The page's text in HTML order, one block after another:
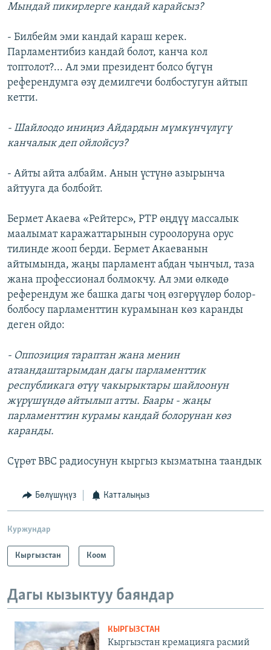
Мындай пикирлерге кандай карайсыз?
- Билбейм эми кандай караш керек.
Парламентибиз кандай болот, канча кол
топтолот?... Ал эми президент болсо бүгүн
референдумга өзү демилгечи болбостугун айтып
кетти.
- Шайлоодо иниңиз Айдардын мүмкүнчүлүгү
канчалык деп ойлойсуз?
- Айты айта албайм. Анын үстүнө азырынча
айтууга да болбойт.
Бермет Акаева «Рейтерс», РТР өңдүү массалык
маалымат каражаттарынын суроолоруна орус
тилинде жооп берди. Бермет Акаеванын
айтымында, жаңы парламент абдан чынчыл, таза
жана профессионал болмокчу. Ал эми өлкөдө
референдум же башка дагы чоң өзгөрүүлөр болор-
болбосу парламенттин курамынан көз каранды
деген ойдо:
- Оппозиция тараптан жана менин
атаандаштарымдан дагы парламенттик
республикага өтүү чакырыктары шайлоонун
жүрүшүндө айтылып атты. Баары - жаңы
парламенттин курамы кандай болорунан көз
каранды.
Сүрөт BBC радиосунун кыргыз кызматына таандык
Бөлүшүңүз Катталыңыз
Куржундар
Кыргызстан Коом
Дагы кызыктуу баяндар
КЫРГЫЗСТАН
Кыргызстан кремацияга расмий